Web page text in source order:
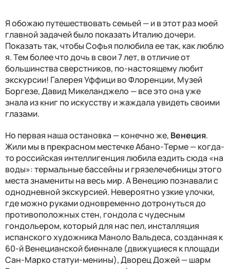
Я обожаю путешествовать семьей — и в этот раз моей
главной задачей было показать Италию дочери.
Показать так, чтобы Софья полюбила ее так, как люблю
я. Тем более что дочь в свои 7 лет, в отличие от
большинства сверстников, по-настоящему любит
экскурсии! Галерея Уффици во Флоренции, Музей
Боргезе, Давид Микеланджело — все это она уже
знала из книг по искусству и жаждала увидеть своими
глазами.
Но первая наша остановка — конечно же, Венеция.
Жили мы в прекрасном местечке Абано-Терме — когда-
то российская интеллигенция любила ездить сюда «на
воды»: термальные бассейны и грязелечебницы этого
места знамениты на весь мир. А Венецию познавали с
однодневной экскурсией. Невероятно узкие улочки,
где можно руками одновременно дотронуться до
противоположных стен, гондола с чудесным
гондольером, который для нас пел, инсталляция
испанского художника Маноло Вальдеса, созданная к
60-й Венецианской биеннале (движущиеся к площади
Сан-Марко статуи-менины), Дворец Дожей — шарм